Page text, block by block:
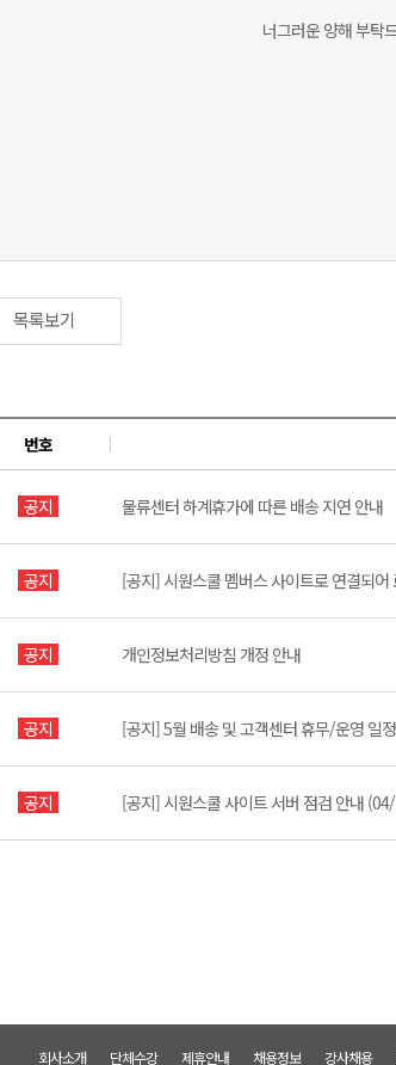
너그러운 양해 부탁
목록보기
번호
공지 물류센터 하계휴가에 따른 배송 지연 안내
공지 [공지] 시원스쿨 멤버스 사이트로 연결되어
공지 개인정보처리방침 개정 안내
공지 [공지] 5월 배송 및 고객센터 휴무/운영 일
공지 [공지] 시원스쿨 사이트 서버 점검 안내
회사소개 단체수강 제휴안내 채용정보 강사채용